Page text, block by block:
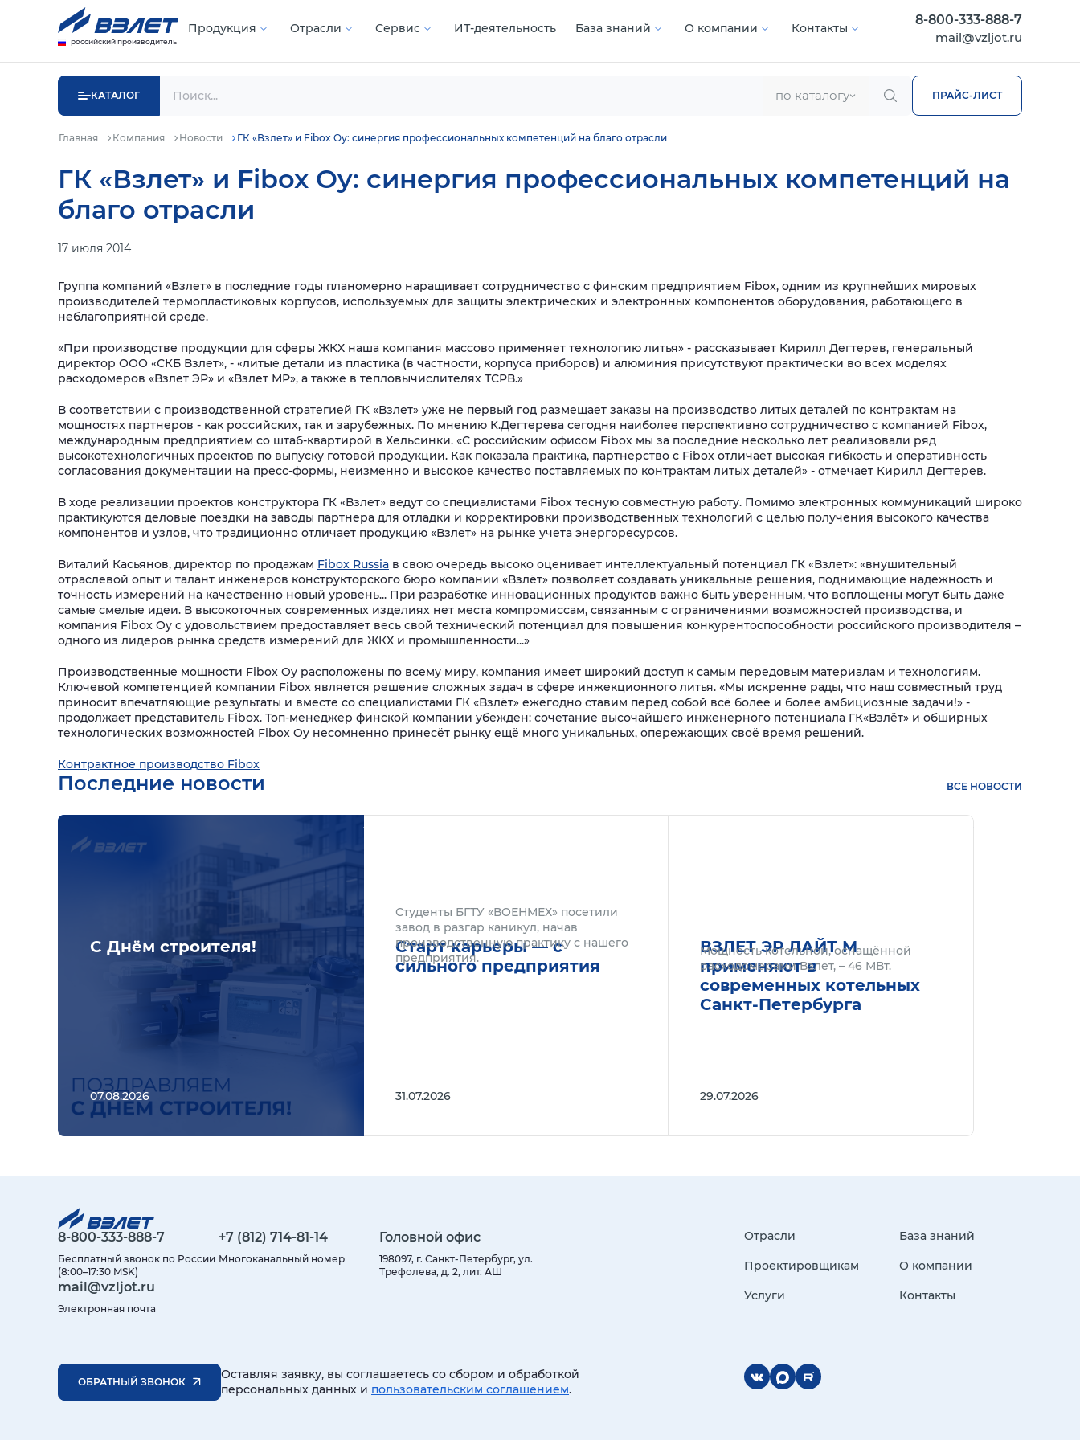
российский производитель
Продукция Отрасли Сервис ИТ-деятельность База знаний О компании Контакты
8-800-333-888-7
mail@vzljot.ru
КАТАЛОГ по каталогу ПРАЙС-ЛИСТ
Главная Компания Новости ГК «Взлет» и Fibox Oy: синергия профессиональных компетенций на благо отрасли
ГК «Взлет» и Fibox Oy: синергия профессиональных компетенций на
благо отрасли
17 июля 2014
Группа компаний «Взлет» в последние годы планомерно наращивает сотрудничество с финским предприятием Fibox, одним из крупнейших мировых
производителей термопластиковых корпусов, используемых для защиты электрических и электронных компонентов оборудования, работающего в
неблагоприятной среде.
«При производстве продукции для сферы ЖКХ наша компания массово применяет технологию литья» - рассказывает Кирилл Дегтерев, генеральный
директор ООО «СКБ Взлет», - «литые детали из пластика (в частности, корпуса приборов) и алюминия присутствуют практически во всех моделях
расходомеров «Взлет ЭР» и «Взлет МР», а также в тепловычислителях ТСРВ.»
В соответствии с производственной стратегией ГК «Взлет» уже не первый год размещает заказы на производство литых деталей по контрактам на
мощностях партнеров - как российских, так и зарубежных. По мнению К.Дегтерева сегодня наиболее перспективно сотрудничество с компанией Fibox,
международным предприятием со штаб-квартирой в Хельсинки. «С российским офисом Fibox мы за последние несколько лет реализовали ряд
высокотехнологичных проектов по выпуску готовой продукции. Как показала практика, партнерство с Fibox отличает высокая гибкость и оперативность
согласования документации на пресс-формы, неизменно и высокое качество поставляемых по контрактам литых деталей» - отмечает Кирилл Дегтерев.
В ходе реализации проектов конструктора ГК «Взлет» ведут со специалистами Fibox тесную совместную работу. Помимо электронных коммуникаций широко
практикуются деловые поездки на заводы партнера для отладки и корректировки производственных технологий с целью получения высокого качества
компонентов и узлов, что традиционно отличает продукцию «Взлет» на рынке учета энергоресурсов.
Виталий Касьянов, директор по продажам Fibox Russia в свою очередь высоко оценивает интеллектуальный потенциал ГК «Взлет»: «внушительный
отраслевой опыт и талант инженеров конструкторского бюро компании «Взлёт» позволяет создавать уникальные решения, поднимающие надежность и
точность измерений на качественно новый уровень... При разработке инновационных продуктов важно быть уверенным, что воплощены могут быть даже
самые смелые идеи. В высокоточных современных изделиях нет места компромиссам, связанным с ограничениями возможностей производства, и
компания Fibox Oy с удовольствием предоставляет весь свой технический потенциал для повышения конкурентоспособности российского производителя –
одного из лидеров рынка средств измерений для ЖКХ и промышленности...»
Производственные мощности Fibox Oy расположены по всему миру, компания имеет широкий доступ к самым передовым материалам и технологиям.
Ключевой компетенцией компании Fibox является решение сложных задач в сфере инжекционного литья. «Мы искренне рады, что наш совместный труд
приносит впечатляющие результаты и вместе со специалистами ГК «Взлёт» ежегодно ставим перед собой всё более и более амбициозные задачи!» -
продолжает представитель Fibox. Топ-менеджер финской компании убежден: сочетание высочайшего инженерного потенциала ГК«Взлёт» и обширных
технологических возможностей Fibox Oy несомненно принесёт рынку ещё много уникальных, опережающих своё время решений.
Контрактное производство Fibox
Последние новости
С Днём строителя!
07.08.2026
Старт карьеры — с
сильного предприятия
Студенты БГТУ «ВОЕНМЕХ» посетили
завод в разгар каникул, начав
производственную практику с нашего
предприятия.
31.07.2026
ВЗЛЕТ ЭР ЛАЙТ М
применяют в
современных котельных
Санкт-Петербурга
Мощность котельной, оснащённой
расходомерами Взлет, – 46 МВт.
29.07.2026
Подробнее
ВСЕ НОВОСТИ
8-800-333-888-7
Бесплатный звонок по России
(8:00–17:30 MSK)
+7 (812) 714-81-14
Многоканальный номер
Головной офис
198097, г. Санкт-Петербург, ул.
Трефолева, д. 2, лит. АШ
mail@vzljot.ru
Электронная почта
Отрасли
Проектировщикам
Услуги
База знаний
О компании
Контакты
ОБРАТНЫЙ ЗВОНОК
Оставляя заявку, вы соглашаетесь со сбором и обработкой
персональных данных и пользовательским соглашением.